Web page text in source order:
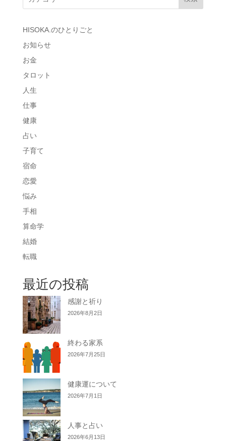
HISOKA.のひとりごと
お知らせ
お金
タロット
人生
仕事
健康
占い
子育て
宿命
恋愛
悩み
手相
算命学
結婚
転職
最近の投稿
感謝と祈り
2026年8月2日
終わる家系
2026年7月25日
健康運について
2026年7月1日
人事と占い
2026年6月13日